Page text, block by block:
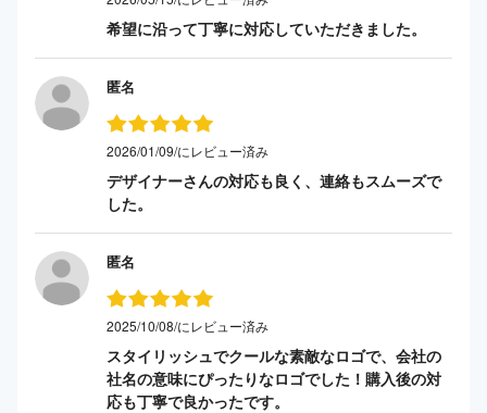
希望に沿って丁寧に対応していただきました。
匿名
2026/01/09/にレビュー済み
デザイナーさんの対応も良く、連絡もスムーズで
した。
匿名
2025/10/08/にレビュー済み
スタイリッシュでクールな素敵なロゴで、会社の
社名の意味にぴったりなロゴでした！購入後の対
応も丁寧で良かったです。